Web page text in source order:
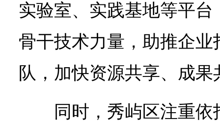
实验室、实践基地等平
骨干技术力量，助推企
队，加快资源共享、成
同时，秀屿区注重